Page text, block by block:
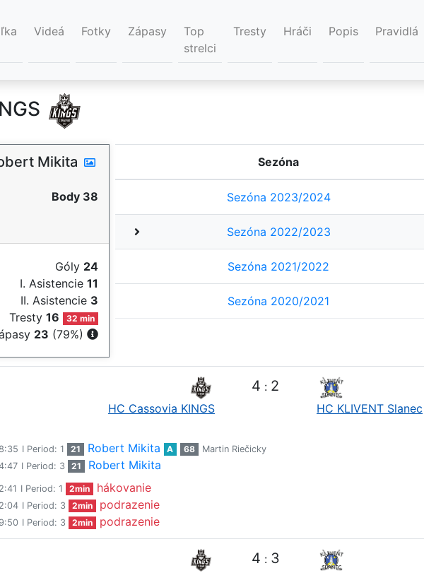
Videá Fotky Zápasy
Top
strelci
Tresty Hráči Popis Pravidlá
Mikita
Body 38
Góly 24
I. Asistencie 11
II. Asistencie 3
Tresty16 32 min
23 (79%)
Sezóna
Sezóna 2023/2024
Sezóna 2022/2023
Sezóna 2021/2022
Sezóna 2020/2021
HC Cassovia KINGS
4 : 2
HC KLIVENT Slanec
I Period: 1 21 Robert Mikita A 68
Martin Riečicky
I Period: 3 21 Robert Mikita
I Period: 1 2min hákovanie
I Period: 3 2min podrazenie
I Period: 3 2min podrazenie
4 : 3